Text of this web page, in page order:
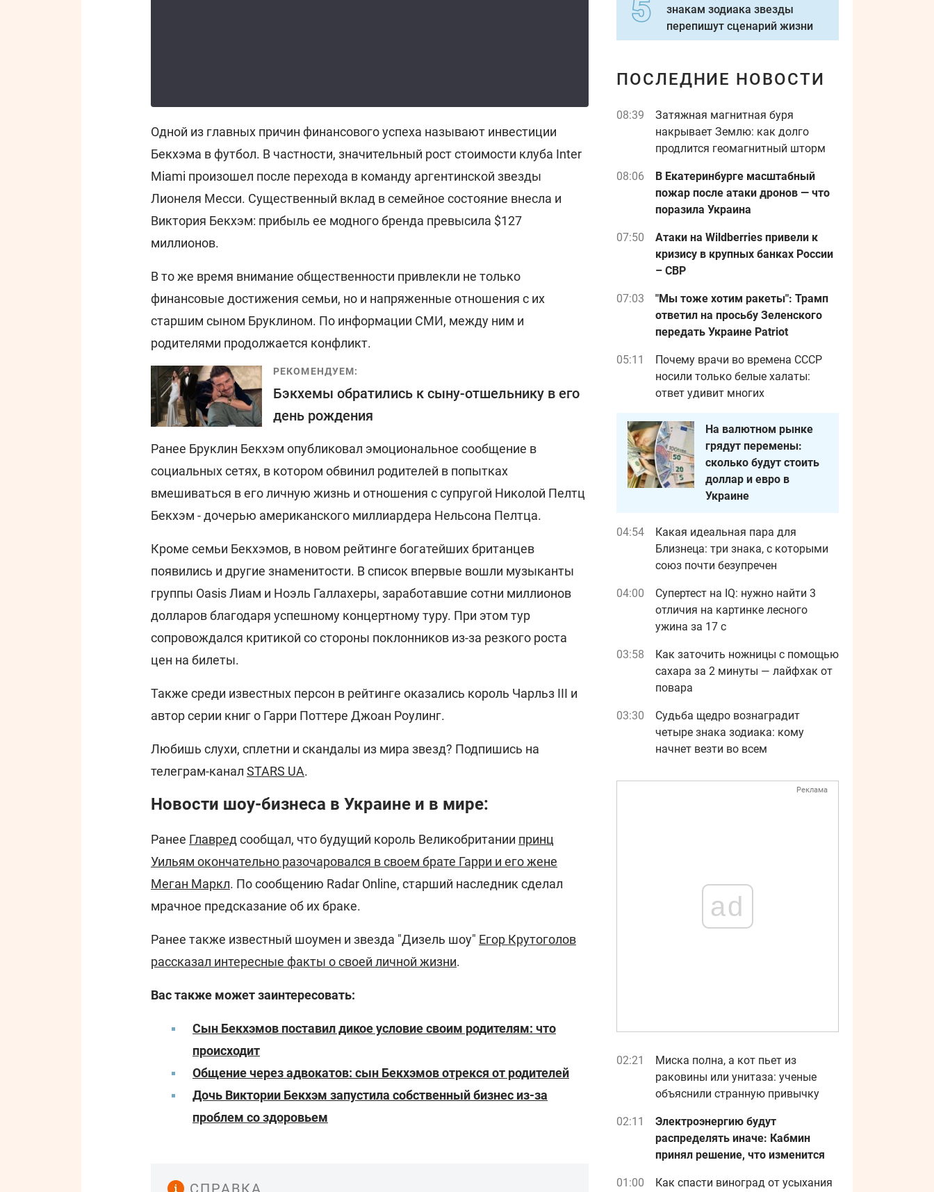
Одной из главных причин финансового успеха называют инвестиции
Бекхэма в футбол. В частности, значительный рост стоимости клуба Inter
Miami произошел после перехода в команду аргентинской звезды
Лионеля Месси. Существенный вклад в семейное состояние внесла и
Виктория Бекхэм: прибыль ее модного бренда превысила $127
миллионов.
В то же время внимание общественности привлекли не только
финансовые достижения семьи, но и напряженные отношения с их
старшим сыном Бруклином. По информации СМИ, между ним и
родителями продолжается конфликт.
РЕКОМЕНДУЕМ:
Бэкхемы обратились к сыну-отшельнику в его
день рождения
Ранее Бруклин Бекхэм опубликовал эмоциональное сообщение в
социальных сетях, в котором обвинил родителей в попытках
вмешиваться в его личную жизнь и отношения с супругой Николой Пелтц
Бекхэм - дочерью американского миллиардера Нельсона Пелтца.
Кроме семьи Бекхэмов, в новом рейтинге богатейших британцев
появились и другие знаменитости. В список впервые вошли музыканты
группы Oasis Лиам и Ноэль Галлахеры, заработавшие сотни миллионов
долларов благодаря успешному концертному туру. При этом тур
сопровождался критикой со стороны поклонников из-за резкого роста
цен на билеты.
Также среди известных персон в рейтинге оказались король Чарльз III и
автор серии книг о Гарри Поттере Джоан Роулинг.
Любишь слухи, сплетни и скандалы из мира звезд? Подпишись на
телеграм-канал STARS UA.
Новости шоу-бизнеса в Украине и в мире:
Ранее Главред сообщал, что будущий король Великобритании принц
Уильям окончательно разочаровался в своем брате Гарри и его жене
Меган Маркл. По сообщению Radar Online, старший наследник сделал
мрачное предсказание об их браке.
Ранее также известный шоумен и звезда "Дизель шоу" Егор Крутоголов
рассказал интересные факты о своей личной жизни.
Вас также может заинтересовать:
Сын Бекхэмов поставил дикое условие своим родителям: что
происходит
Общение через адвокатов: сын Бекхэмов отрекся от родителей
Дочь Виктории Бекхэм запустила собственный бизнес из-за
проблем со здоровьем
СПРАВКА
знакам зодиака звезды
перепишут сценарий жизни
ПОСЛЕДНИЕ НОВОСТИ
08:39
Затяжная магнитная буря
накрывает Землю: как долго
продлится геомагнитный шторм
08:06
В Екатеринбурге масштабный
пожар после атаки дронов — что
поразила Украина
07:50
Атаки на Wildberries привели к
кризису в крупных банках России
– СВР
07:03
"Мы тоже хотим ракеты": Трамп
ответил на просьбу Зеленского
передать Украине Patriot
05:11
Почему врачи во времена СССР
носили только белые халаты:
ответ удивит многих
На валютном рынке
грядут перемены:
сколько будут стоить
доллар и евро в
Украине
04:54
Какая идеальная пара для
Близнеца: три знака, с которыми
союз почти безупречен
04:00
Супертест на IQ: нужно найти 3
отличия на картинке лесного
ужина за 17 с
03:58
Как заточить ножницы с помощью
сахара за 2 минуты — лайфхак от
повара
03:30
Судьба щедро вознаградит
четыре знака зодиака: кому
начнет везти во всем
Реклама
ad
02:21
Миска полна, а кот пьет из
раковины или унитаза: ученые
объяснили странную привычку
02:11
Электроэнергию будут
распределять иначе: Кабмин
принял решение, что изменится
01:00 Как спасти виноград от усыхания